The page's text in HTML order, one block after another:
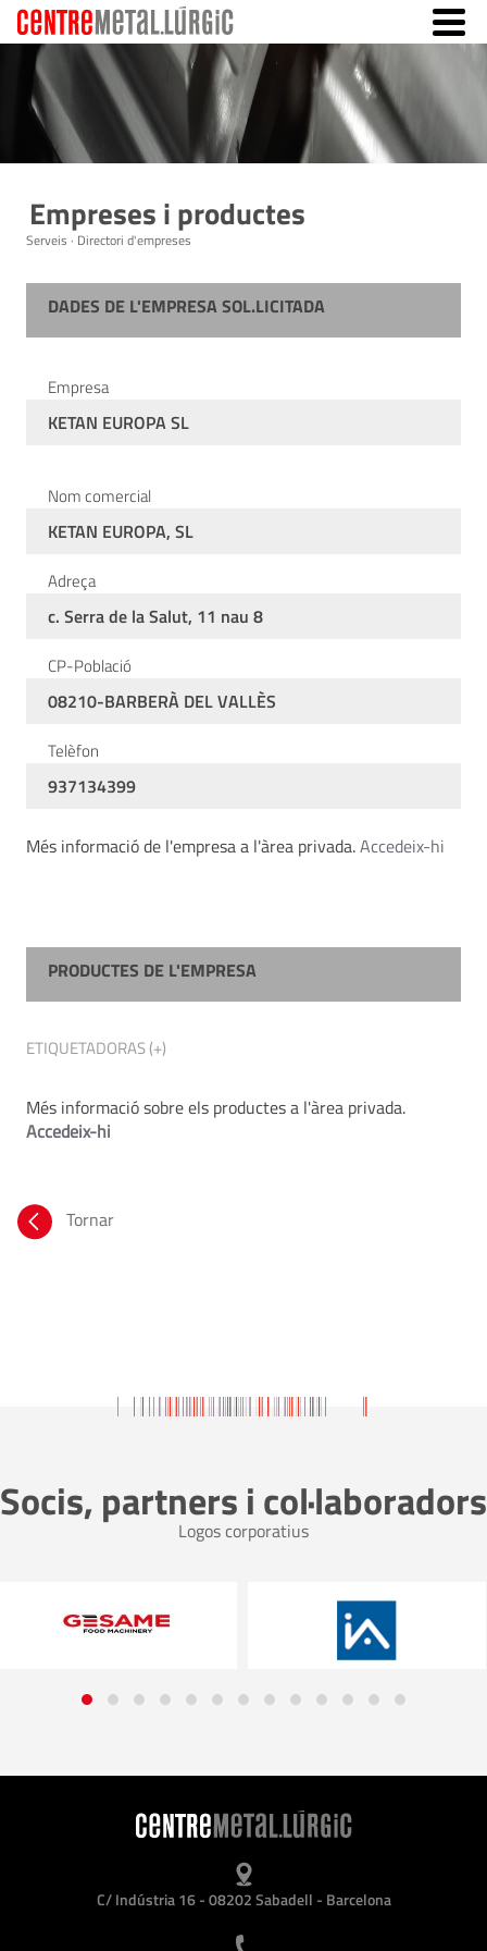
Empreses i productes
Serveis · Directori d'empreses
DADES DE L'EMPRESA SOL.LICITADA
Empresa
KETAN EUROPA SL
Nom comercial
KETAN EUROPA, SL
Adreça
c. Serra de la Salut, 11 nau 8
CP-Població
08210-BARBERÀ DEL VALLÈS
Telèfon
937134399
Més informació de l'empresa a l'àrea privada.Accedeix-hi
PRODUCTES DE L'EMPRESA
ETIQUETADORAS (+)
Més informació sobre els productes a l'àrea privada.
Accedeix-hi
Tornar
Socis, partners i col·laboradors
Logos corporatius
C/ Indústria 16 - 08202 Sabadell - Barcelona